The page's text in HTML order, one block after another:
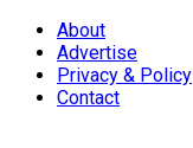
About
Advertise
Privacy & Policy
Contact